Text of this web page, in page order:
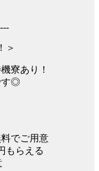
＞
寮あり！
す◎
でご用意
もらえる